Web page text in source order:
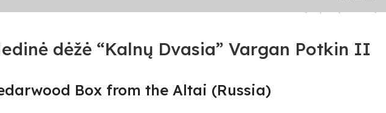
dėžė “Kalnų Dvasia” Vargan Potkin II
Box from the Altai (Russia)